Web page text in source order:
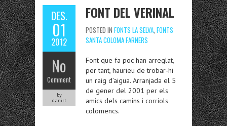
DES.
01
2012
No
Comment
by
danirt
FONT DEL VERINAL
POSTED IN FONTS LA SELVA, FONTS
SANTA COLOMA FARNERS
Font que fa poc han arreglat,
per tant, haurieu de trobar-hi
un raig d’aigua. Arranjada el 5
de gener del 2001 per els
amics dels camins i corriols
colomencs.